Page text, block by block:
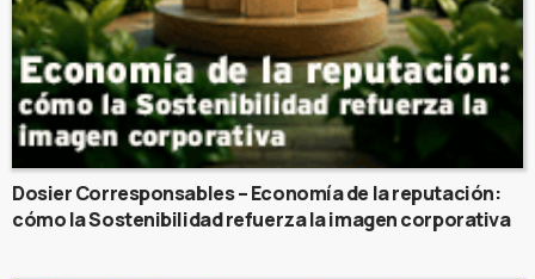
Dosier Corresponsables – Economía de la reputación:
cómo la Sostenibilidad refuerza la imagen corporativa